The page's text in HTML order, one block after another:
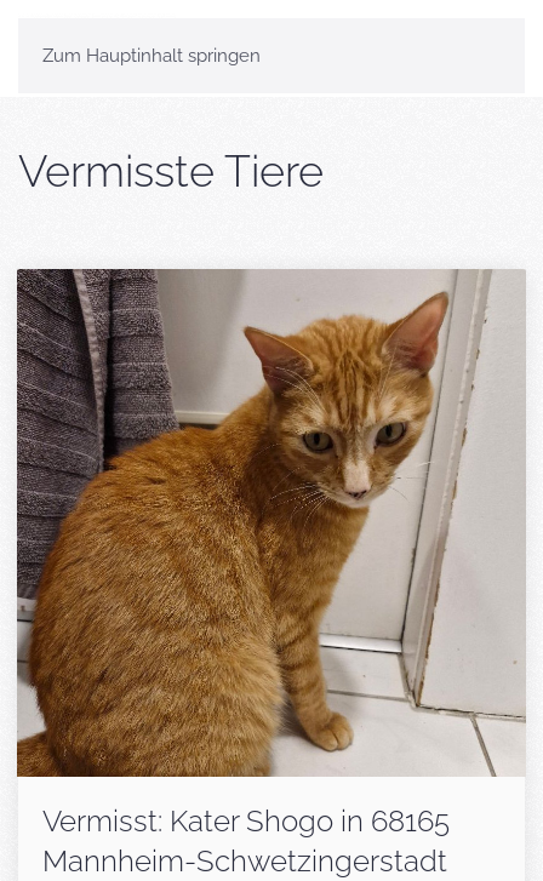
Zum Hauptinhalt springen
Vermisste Tiere
Vermisst: Kater Shogo in 68165
Mannheim-Schwetzingerstadt